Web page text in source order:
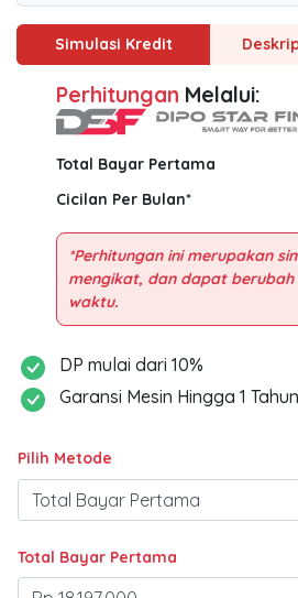
Simulasi Kredit
Perhitungan Melalui:
Total Bayar Pertama
Cicilan Per Bulan*
*Perhitungan ini merupakan
mengikat, dan dapat
DP mulai dari 10%
Garansi Mesin Hingga 1
Pilih Metode
Total Bayar Pertama